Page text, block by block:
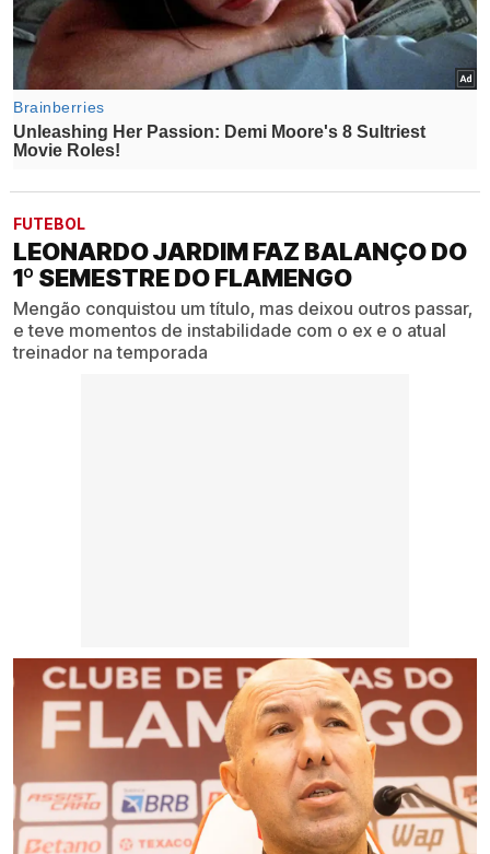
FUTEBOL
LEONARDO JARDIM FAZ BALANÇO DO
1º SEMESTRE DO FLAMENGO
Mengão conquistou um título, mas deixou outros passar,
e teve momentos de instabilidade com o ex e o atual
treinador na temporada